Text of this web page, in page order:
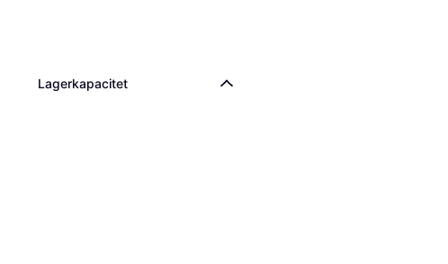
Lagerkapacitet